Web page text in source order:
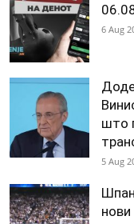
6 Aug
што
5 Aug
нови